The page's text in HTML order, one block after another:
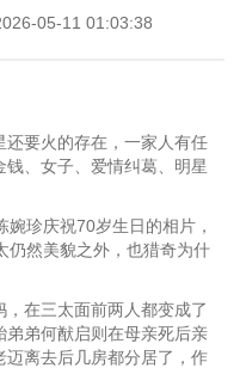
05-11 01:03:38
要火的存在，一家人有任
、女子、爱情纠葛、明星
珍庆祝70岁生日的相片，
仍然美貌之外，也猎奇为什
在三太面前两人都变成了
弟何猷启则在母亲死后亲
离去后几房都分居了，作